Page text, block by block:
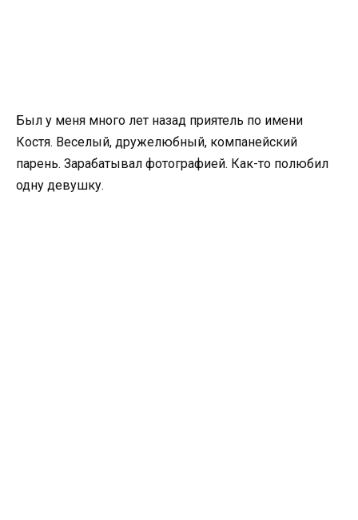
Был у меня много лет назад приятель по имени
Костя. Веселый, дружелюбный, компанейский
парень. Зарабатывал фотографией. Как-то полюбил
одну девушку.